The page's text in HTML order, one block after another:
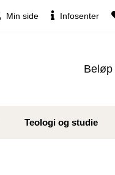
Min side Infosenter
Beløp
Teologi og studie